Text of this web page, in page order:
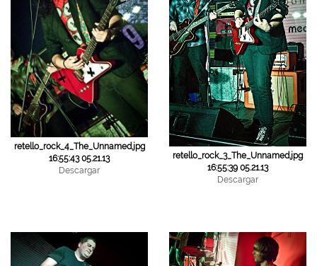
retello_rock_4_The_Unnamed.jpg
16:55:43 05.21.13
Descargar
retello_rock_3_The_Unnamed.jpg
16:55:39 05.21.13
Descargar